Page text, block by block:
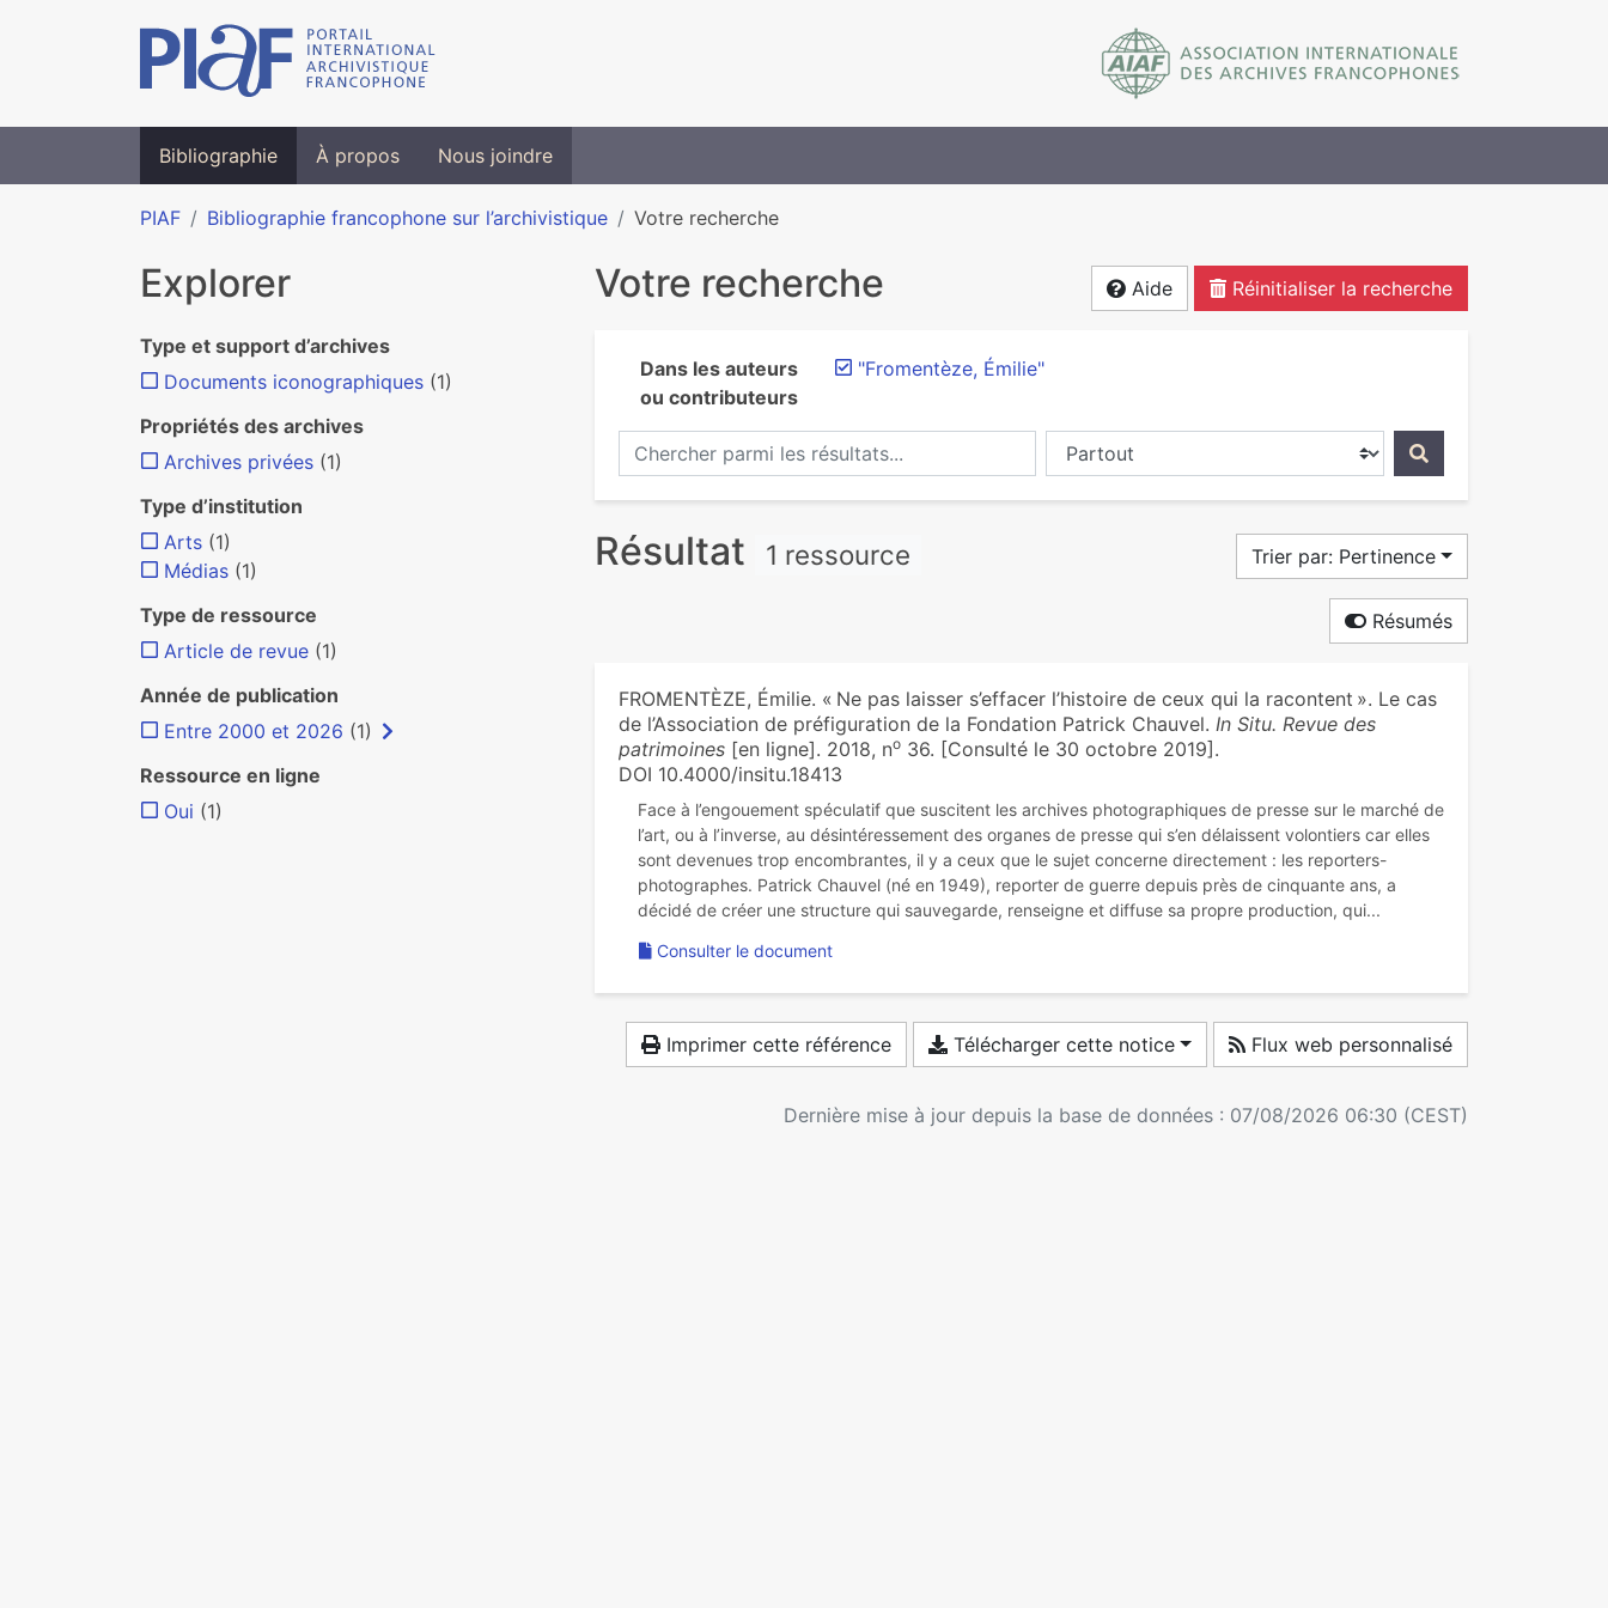
Bibliographie À propos Nous joindre
PIAF Bibliographie francophone sur l’archivistique Votre recherche
Votre recherche Aide Réinitialiser la recherche
Dans les auteurs
ou contributeurs
"Fromentèze, Émilie"
Chercher parmi les résultats... Chercher dans...
Résultat 1 ressource Trier par: Pertinence
Résumés
FROMENTÈZE, Émilie. « Ne pas laisser s’effacer l’histoire de ceux qui la racontent ». Le cas
de l’Association de préfiguration de la Fondation Patrick Chauvel. In Situ. Revue des
patrimoines[en ligne]. 2018, no36. [Consulté le 30 octobre 2019].
DOI 10.4000/insitu.18413
Face à l’engouement spéculatif que suscitent les archives photographiques de presse sur le marché de
l’art, ou à l’inverse, au désintéressement des organes de presse qui s’en délaissent volontiers car elles
sont devenues trop encombrantes, il y a ceux que le sujet concerne directement : les reporters-
photographes. Patrick Chauvel (né en 1949), reporter de guerre depuis près de cinquante ans, a
Consulter le document
Imprimer cette référence Télécharger cette notice Flux web personnalisé
Dernière mise à jour depuis la base de données : 07/08/2026 06:30 (CEST)
Explorer
Type et support d’archives
Documents iconographiques (1)
Propriétés des archives
Archives privées (1)
Type d’institution
Arts (1)
Médias (1)
Type de ressource
Article de revue (1)
Année de publication
Entre 2000 et 2026 (1)
Ressource en ligne
Oui (1)